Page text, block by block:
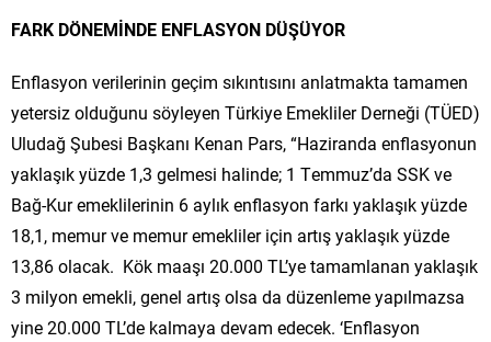
FARK DÖNEMİNDE ENFLASYON DÜŞÜYOR
Enflasyon verilerinin geçim sıkıntısını anlatmakta tamamen
yetersiz olduğunu söyleyen Türkiye Emekliler Derneği (TÜED)
Uludağ Şubesi Başkanı Kenan Pars, “Haziranda enflasyonun
yaklaşık yüzde 1,3 gelmesi halinde; 1 Temmuz’da SSK ve
Bağ-Kur emeklilerinin 6 aylık enflasyon farkı yaklaşık yüzde
18,1, memur ve memur emekliler için artış yaklaşık yüzde
13,86 olacak. Kök maaşı 20.000 TL’ye tamamlanan yaklaşık
3 milyon emekli, genel artış olsa da düzenleme yapılmazsa
yine 20.000 TL’de kalmaya devam edecek. ‘Enflasyon